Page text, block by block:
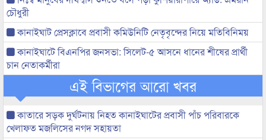
চৌধুরী
কানাইঘাট প্রেসক্লাবে প্রবাসী কমিউনিটি নেতৃবৃন্দের নিয়ে মতিবিনিময়
কানাইঘাটে বিএনপির জনসভা: সিলেট-৫ আসনে ধানের শীষের প্রার্থী
চান নেতাকর্মীরা
এই বিভাগের আরো খবর
কাতারে সড়ক দুর্ঘটনায় নিহত কানাইঘাটের প্রবাসী পাঁচ পরিবারকে
খেলাফত মজলিসের নগদ সহায়তা